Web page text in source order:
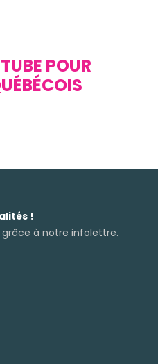
POUR
!
à notre infolettre.